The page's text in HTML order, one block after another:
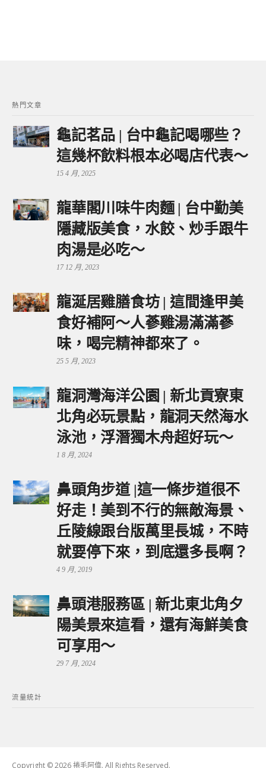
熱門文章
龜記茗品 | 台中龜記喝哪些？
這幾杯飲料根本必喝店代表～
15 4 月, 2025
龍華閣川味牛肉麵 | 台中勤美
隱藏版美食，水餃、炒手跟牛
肉湯是必吃～
17 12 月, 2023
龍涎居雞膳食坊 | 這間逢甲美
食好補阿～人蔘雞湯滿滿蔘
味，喝完精神都來了。
25 5 月, 2023
龍洞灣海洋公園 | 新北貢寮東
北角必玩景點，龍洞天然海水
泳池，浮潛獨木舟超好玩～
1 8 月, 2024
鼻頭角步道 |這一條步道很不
好走！美到不行的無敵海景、
丘陵線跟台版萬里長城，不時
就要停下來，到底還多長啊？
4 9 月, 2019
鼻頭港服務區 | 新北東北角夕
陽美景來這看，還有海鮮美食
可享用～
29 7 月, 2024
流量統計
Copyright © 2026 捲毛阿偉. All Rights Reserved.